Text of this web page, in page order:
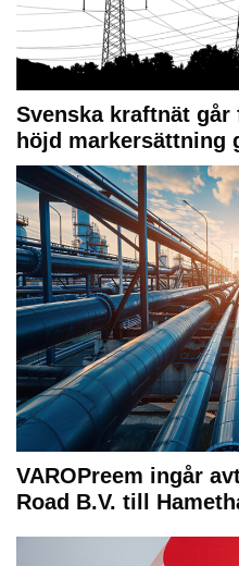
Svenska kraftnät
höjd markersättning
VAROPreem ingår
Road B.V. till